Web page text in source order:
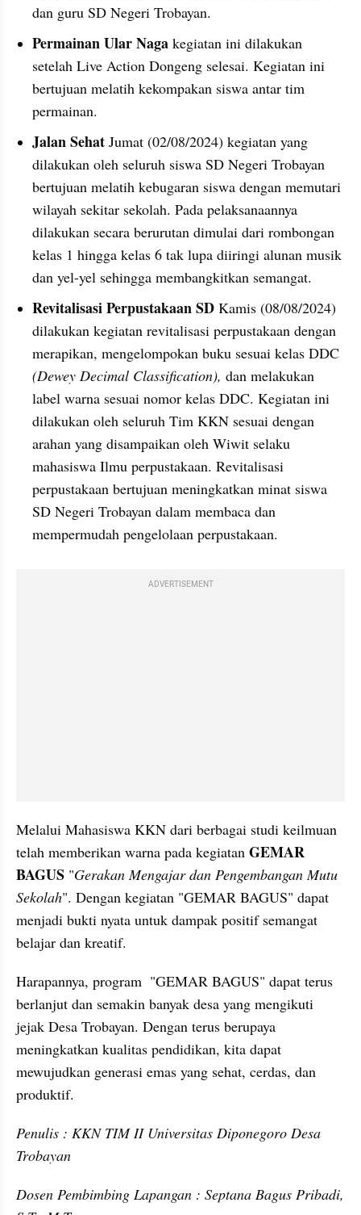
dan guru SD Negeri Trobayan.
Permainan Ular Naga kegiatan ini dilakukan
setelah Live Action Dongeng selesai. Kegiatan ini
bertujuan melatih kekompakan siswa antar tim
permainan.
Jalan Sehat Jumat (02/08/2024) kegiatan yang
dilakukan oleh seluruh siswa SD Negeri Trobayan
bertujuan melatih kebugaran siswa dengan memutari
wilayah sekitar sekolah. Pada pelaksanaannya
dilakukan secara berurutan dimulai dari rombongan
kelas 1 hingga kelas 6 tak lupa diiringi alunan musik
dan yel-yel sehingga membangkitkan semangat.
Revitalisasi Perpustakaan SD Kamis (08/08/2024)
dilakukan kegiatan revitalisasi perpustakaan dengan
(Dewey Decimal Classification), dan melakukan
label warna sesuai nomor kelas DDC. Kegiatan ini
dilakukan oleh seluruh Tim KKN sesuai dengan
arahan yang disampaikan oleh Wiwit selaku
mahasiswa Ilmu perpustakaan. Revitalisasi
perpustakaan bertujuan meningkatkan minat siswa
SD Negeri Trobayan dalam membaca dan
mempermudah pengelolaan perpustakaan.
ADVERTISEMENT
Melalui Mahasiswa KKN dari berbagai studi keilmuan
telah memberikan warna pada kegiatan GEMAR
BAGUS "Gerakan Mengajar dan Pengembangan Mutu
Sekolah". Dengan kegiatan "GEMAR BAGUS" dapat
menjadi bukti nyata untuk dampak positif semangat
belajar dan kreatif.
Harapannya, program  "GEMAR BAGUS" dapat terus
berlanjut dan semakin banyak desa yang mengikuti
jejak Desa Trobayan. Dengan terus berupaya
meningkatkan kualitas pendidikan, kita dapat
mewujudkan generasi emas yang sehat, cerdas, dan
produktif.
Penulis : KKN TIM II Universitas Diponegoro Desa
Trobayan
Dosen Pembimbing Lapangan : Septana Bagus Pribadi,